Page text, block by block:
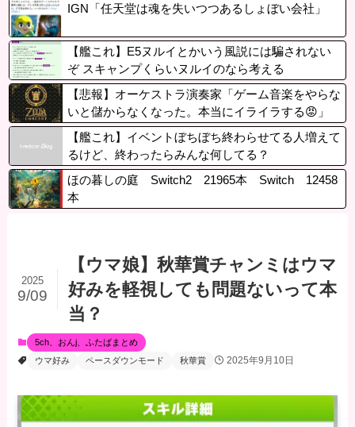
IGN「任天堂は魂を失いつつあるしょぼい会社」
【艦これ】E5ヌルイとかいう風説には騙されない
ぞ スキャンプくらいヌルイのなら考える
【悲報】オーケストラ演奏家「ゲーム音楽をやらな
いと儲からなくなった。本当にイライラする😡」
【艦これ】イベントぼちぼち終わらせてる人増えて
るけど、終わったらみんな何してる？
ほの暮しの庭 Switch2 21965本 Switch 12458
本
【ウマ娘】秋華賞チャンミはウマ
好みを軽視しても問題ないって本
当？
2025
9/09
5ch、おんj、ふたばまとめ
ウマ好み
ペースダウンモード 秋華賞 2025年9月10日